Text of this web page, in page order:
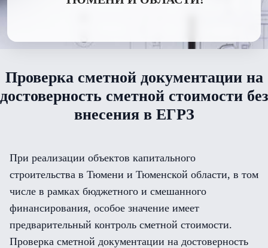
Проверка сметной документации на
достоверность сметной стоимости без
внесения в ЕГРЗ
При реализации объектов капитального
строительства в Тюмени и Тюменской области, в том
числе в рамках бюджетного и смешанного
финансирования, особое значение имеет
предварительный контроль сметной стоимости.
Проверка сметной документации на достоверность